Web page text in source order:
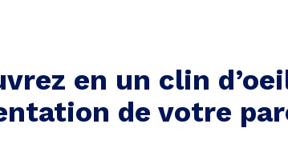
en un clin
de votre